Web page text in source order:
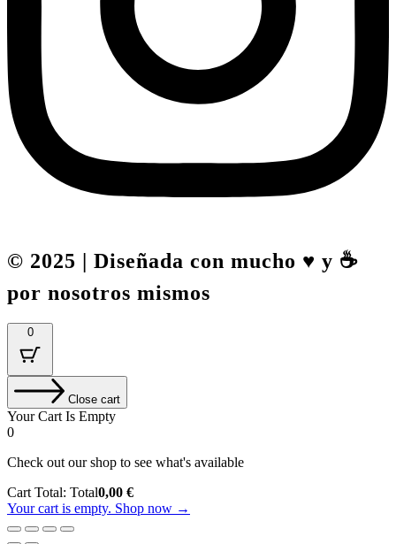
© 2025 | Diseñada con mucho ♥️ y ☕
por nosotros mismos
0
Close cart
Your Cart Is Empty
0
Check out our shop to see what's available
Cart Total: Total0,00 €
Your cart is empty. Shop now →